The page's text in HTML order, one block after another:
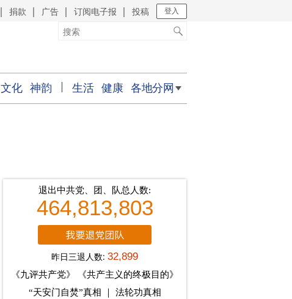
捐款 广告 订阅电子报 投稿 登入
文化 神韵 生活 健康 各地分网
退出中共党、团、队总人数:
464,813,803
昨日三退人数:32,899
《九评共产党》
《共产主义的终极目的》
“天安门自焚”真相
法轮功真相